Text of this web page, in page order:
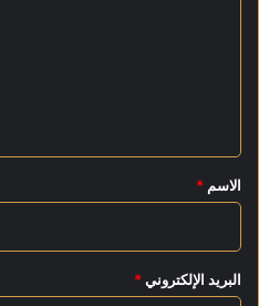
*
الاسم *
البريد الإلكتروني *